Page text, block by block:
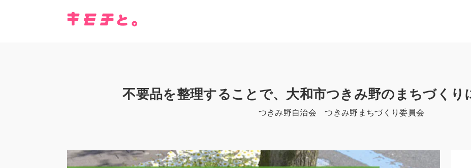
不要品を整理することで、大和市つきみ野のまちづくり
つきみ野自治会 つきみ野まちづくり委員会